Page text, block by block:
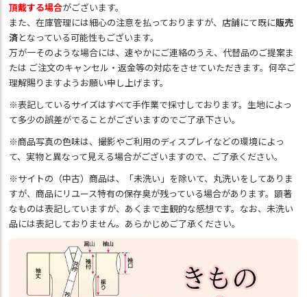
頂戴する場合がございます。
また、在庫管理には細心の注意を払っておりますが、店舗にて既に販売
済となっている可能性もございます。
万が一そのような場合には、速やかにご連絡のうえ、代替品のご提案ま
たは ご注文のキャンセル・返金等の対応をさせていただきます。何卒ご
理解賜りますようお願い申し上げます。
※表記しているサイズはすべて手作業で採寸しております。生地によっ
て多少の誤差がでることがございますのでご了承下さい。
※商品写真の色味は、撮影やご利用のディスプレイなどの環境によっ
て、実物と異なって見える場合がございますので、ご了承ください。
※サイトの（中古）商品は、「未洗い」を除いて、丸洗いをしてありま
すが、商品にリユース特有の保存臭が残っている場合があります。顕著
なものは表記していますが、あくまで主観的な感想です。なお、未洗い
品には表記しておりません。あらかじめご了承ください。